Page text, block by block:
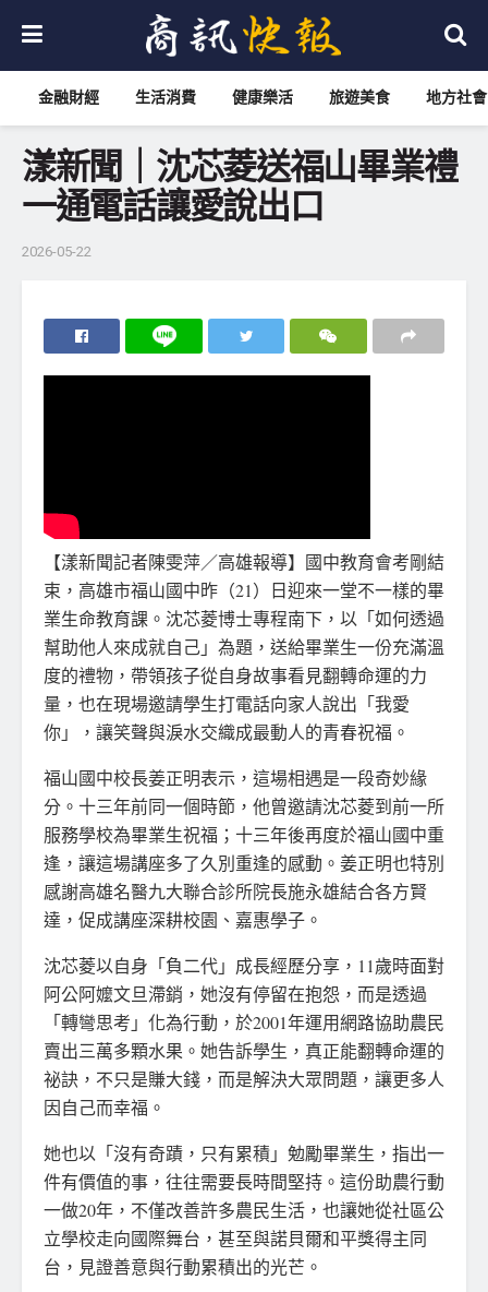
金融財經 生活消費 健康樂活 旅遊美食 地方社會
漾新聞｜沈芯菱送福山畢業禮
一通電話讓愛說出口
2026-05-22
【漾新聞記者陳雯萍／高雄報導】國中教育會考剛結
束，高雄市福山國中昨（21）日迎來一堂不一樣的畢
業生命教育課。沈芯菱博士專程南下，以「如何透過
幫助他人來成就自己」為題，送給畢業生一份充滿溫
度的禮物，帶領孩子從自身故事看見翻轉命運的力
量，也在現場邀請學生打電話向家人說出「我愛
你」，讓笑聲與淚水交織成最動人的青春祝福。
福山國中校長姜正明表示，這場相遇是一段奇妙緣
分。十三年前同一個時節，他曾邀請沈芯菱到前一所
服務學校為畢業生祝福；十三年後再度於福山國中重
逢，讓這場講座多了久別重逢的感動。姜正明也特別
感謝高雄名醫九大聯合診所院長施永雄結合各方賢
達，促成講座深耕校園、嘉惠學子。
沈芯菱以自身「負二代」成長經歷分享，11歲時面對
阿公阿嬤文旦滯銷，她沒有停留在抱怨，而是透過
「轉彎思考」化為行動，於2001年運用網路協助農民
賣出三萬多顆水果。她告訴學生，真正能翻轉命運的
祕訣，不只是賺大錢，而是解決大眾問題，讓更多人
因自己而幸福。
她也以「沒有奇蹟，只有累積」勉勵畢業生，指出一
件有價值的事，往往需要長時間堅持。這份助農行動
一做20年，不僅改善許多農民生活，也讓她從社區公
立學校走向國際舞台，甚至與諾貝爾和平獎得主同
台，見證善意與行動累積出的光芒。